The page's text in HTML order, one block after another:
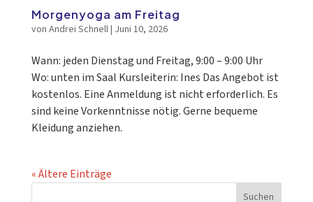
Morgenyoga am Freitag
von Andrei Schnell| Juni 10, 2026
Wann: jeden Dienstag und Freitag, 9:00 – 9:00 Uhr
Wo: unten im Saal Kursleiterin: Ines Das Angebot ist
kostenlos. Eine Anmeldung ist nicht erforderlich. Es
sind keine Vorkenntnisse nötig. Gerne bequeme
Kleidung anziehen.
« Ältere Einträge
Suchen